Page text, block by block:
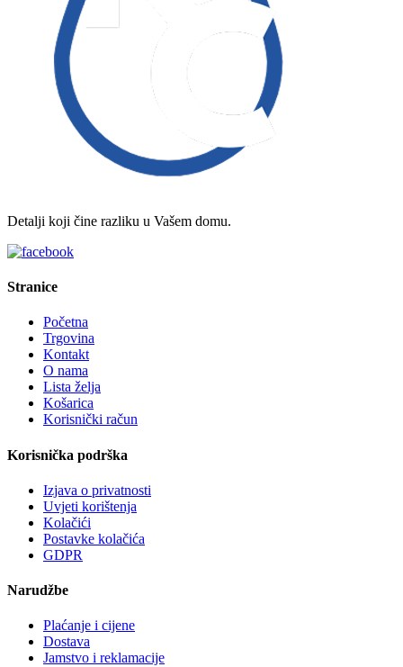
Detalji koji čine razliku u Vašem domu.
Stranice
Početna
Trgovina
Kontakt
O nama
Lista želja
Košarica
Korisnički račun
Korisnička podrška
Izjava o privatnosti
Uvjeti korištenja
Kolačići
Postavke kolačića
GDPR
Narudžbe
Plaćanje i cijene
Dostava
Jamstvo i reklamacije